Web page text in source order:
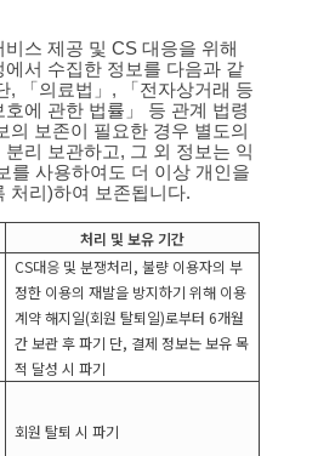
스 제공 및 CS대응을 위해
서 수집한 정보를 다음과 같
, 「의료법」 ,
「전자상거래 등
에 관한 법률」 등 관계 법령
의 보존이 필요한 경우 별도의
분리 보관하고, 그 외 정보는 익
를 사용하여도 더 이상 개인을
처리)하여 보존됩니다.
처리 및 보유 기간
CS대응 및 분쟁처리,불량 이용자의 부
정한 이용의 재발을 방지하기 위해 이용
계약 해지일(회원 탈퇴일)로부터 6개월
간 보관 후 파기 단, 결제 정보는 보유 목
적 달성 시 파기
회원 탈퇴 시 파기